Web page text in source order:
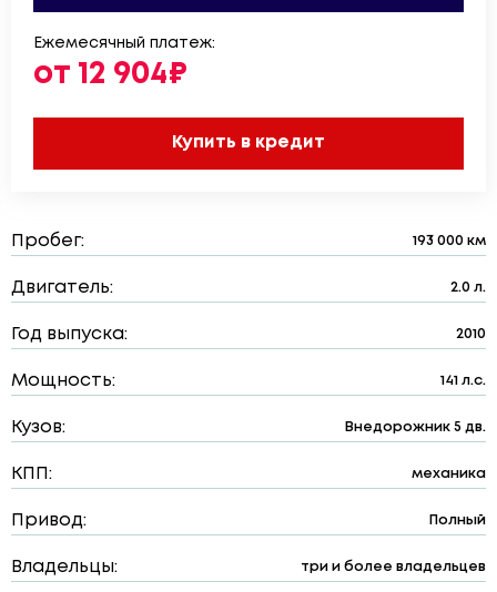
Ежемесячный платеж:
от 12 904₽
Купить в кредит
Пробег: 193 000 км
Двигатель: 2.0 л.
Год выпуска: 2010
Мощность: 141 л.с.
Кузов: Внедорожник 5 дв.
КПП: механика
Привод: Полный
Владельцы: три и более владельцев